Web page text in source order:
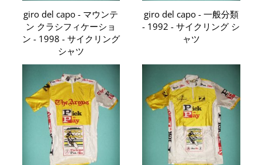
giro del capo - マウンテ
ン クラシフィケーショ
ン - 1998 - サイクリング
シャツ
giro del capo - 一般分類
- 1992 - サイクリング シ
ャツ